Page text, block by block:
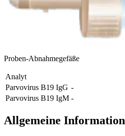
Proben-Abnahmegefäße
Analyt
Parvovirus B19 IgG -
Parvovirus B19 IgM -
Allgemeine Information